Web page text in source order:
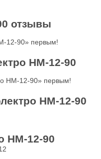
отзывы
12-90» первым!
HM-12-90
HM-12-90» первым!
HM-12-90
HM-12-90